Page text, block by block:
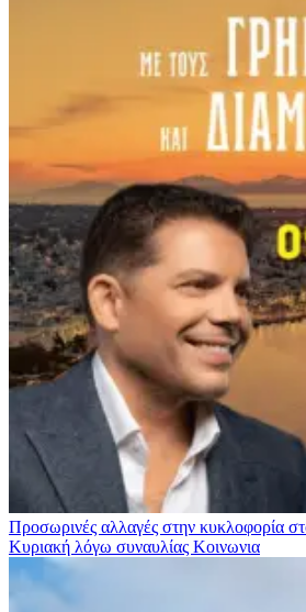
Προσωρινές αλλαγές στην κυκλοφορία
Κυριακή λόγω συναυλίας Κοινωνια